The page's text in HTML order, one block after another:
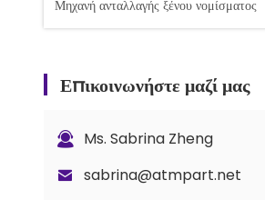
Μηχανή ανταλλαγής ξένου νομίσματος
Κλειδαριά και κλειδιά
Ανταλλακτικά μετρητή G+D BPS C5
Επικοινωνήστε μαζί μας
Ms. Sabrina Zheng
sabrina@atmpart.net